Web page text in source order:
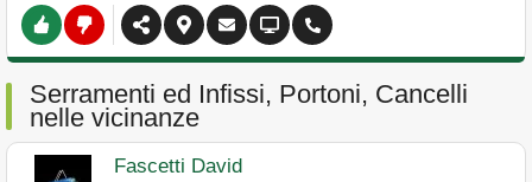
Serramenti ed Infissi, Portoni, Cancelli
nelle vicinanze
Fascetti David